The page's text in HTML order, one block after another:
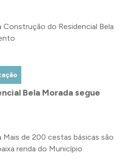
Bela Morada segue